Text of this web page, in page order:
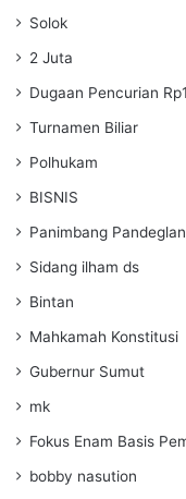
Solok
2 Juta
Dugaan Pencurian
Turnamen Biliar
Polhukam
BISNIS
Panimbang
Sidang ilham ds
Bintan
Mahkamah Konstitusi
Gubernur Sumut
mk
Fokus Enam Basis
bobby nasution